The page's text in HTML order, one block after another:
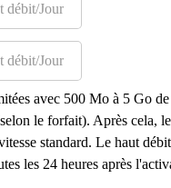
débit/Jour
débit/Jour
avec 500 Mo à 5 Go
le forfait). Après cela,
standard. Le haut
les 24 heures après